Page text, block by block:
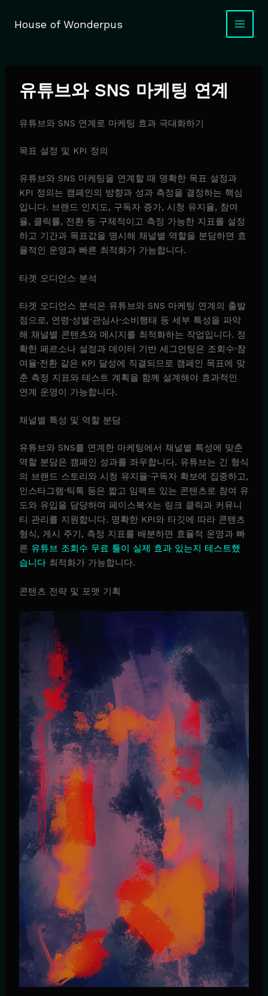
House of Wonderpus
유튜브와 SNS 마케팅 연계
유튜브와 SNS 연계로 마케팅 효과 극대화하기
목표 설정 및 KPI 정의
유튜브와 SNS 마케팅을 연계할 때 명확한 목표 설정과
KPI 정의는 캠페인의 방향과 성과 측정을 결정하는 핵심
입니다. 브랜드 인지도, 구독자 증가, 시청 유지율, 참여
율, 클릭률, 전환 등 구체적이고 측정 가능한 지표를 설정
하고 기간과 목표값을 명시해 채널별 역할을 분담하면 효
율적인 운영과 빠른 최적화가 가능합니다.
타겟 오디언스 분석
타겟 오디언스 분석은 유튜브와 SNS 마케팅 연계의 출발
점으로, 연령·성별·관심사·소비행태 등 세부 특성을 파악
해 채널별 콘텐츠와 메시지를 최적화하는 작업입니다. 정
확한 페르소나 설정과 데이터 기반 세그먼팅은 조회수·참
여율·전환 같은 KPI 달성에 직결되므로 캠페인 목표에 맞
춘 측정 지표와 테스트 계획을 함께 설계해야 효과적인
연계 운영이 가능합니다.
채널별 특성 및 역할 분담
유튜브와 SNS를 연계한 마케팅에서 채널별 특성에 맞춘
역할 분담은 캠페인 성과를 좌우합니다. 유튜브는 긴 형식
의 브랜드 스토리와 시청 유지율·구독자 확보에 집중하고,
인스타그램·틱톡 등은 짧고 임팩트 있는 콘텐츠로 참여 유
도와 유입을 담당하며 페이스북·X는 링크 클릭과 커뮤니
티 관리를 지원합니다. 명확한 KPI와 타깃에 따라 콘텐츠
형식, 게시 주기, 측정 지표를 배분하면 효율적 운영과 빠
른 유튜브 조회수 무료 툴이 실제 효과 있는지 테스트했
습니다최적화가 가능합니다.
콘텐츠 전략 및 포맷 기획